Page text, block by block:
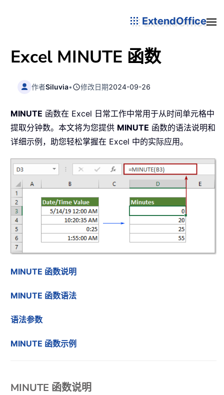
ExtendOffice
Excel MINUTE 函数
作者Siluvia• 修改日期2024-09-26
MINUTE 函数在 Excel 日常工作中常用于从时间单元格中
提取分钟数。本文将为您提供 MINUTE 函数的语法说明和
详细示例，助您轻松掌握在 Excel 中的实际应用。
MINUTE 函数说明
MINUTE 函数语法
语法参数
MINUTE 函数示例
MINUTE 函数说明